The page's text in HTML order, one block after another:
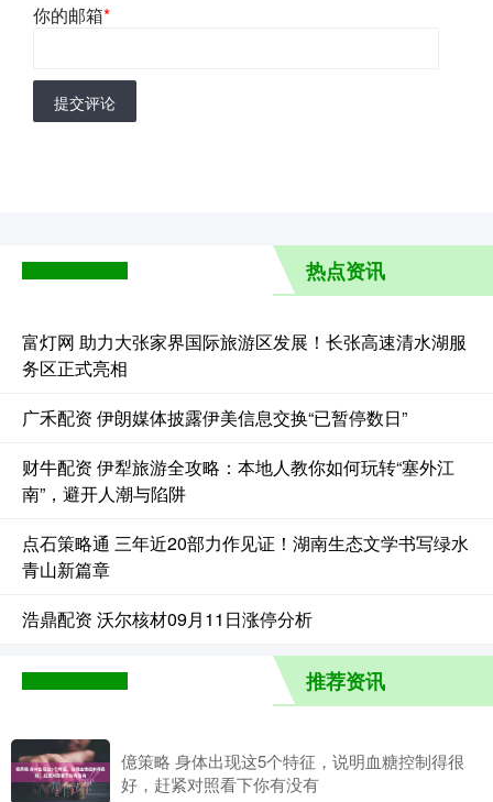
你的邮箱*
提交评论
热点资讯
富灯网 助力大张家界国际旅游区发展！长张高速清水湖服
务区正式亮相
广禾配资 伊朗媒体披露伊美信息交换“已暂停数日”
财牛配资 伊犁旅游全攻略：本地人教你如何玩转“塞外江
南”，避开人潮与陷阱
点石策略通 三年近20部力作见证！湖南生态文学书写绿水
青山新篇章
浩鼎配资 沃尔核材09月11日涨停分析
推荐资讯
億策略 身体出现这5个特征，说明血糖控制得很
好，赶紧对照看下你有没有